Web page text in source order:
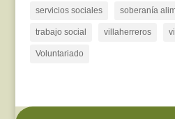
servicios sociales soberanía
trabajo social villaherreros
Voluntariado